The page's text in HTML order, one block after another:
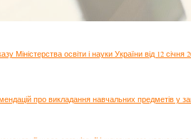
Міністерства освіти і науки України від 12
про викладання навчальних предметів у